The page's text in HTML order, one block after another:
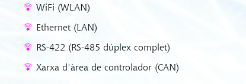
WiFi (WLAN)
Ethernet (LAN)
RS-422 (RS-485 dúplex complet)
Xarxa d'àrea de controlador (CAN)